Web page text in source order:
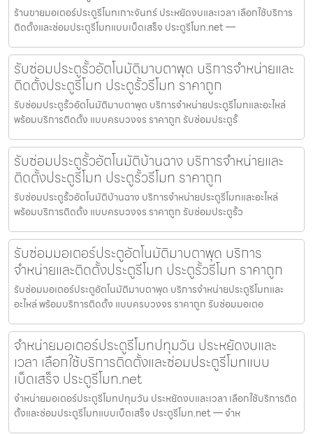
ร้านขายมอเตอร์ประตูรีโมทเกาะจันทร์ ประหยัดงบและเวลา เลือกใช้บริการ
ติดตั้งและซ่อมประตูรีโมทแบบเบ็ดเสร็จ ประตูรีโมท.net —
รับซ่อมประตูรั้วอัตโนมัติมาบตาพุด บริการจำหน่ายและ
ติดตั้งประตูรีโมท ประตูรั้วรีโมท ราคาถูก
รับซ่อมประตูรั้วอัตโนมัติมาบตาพุด บริการจำหน่ายประตูรีโมทและอะไหล่
พร้อมบริการติดตั้ง แบบครบวงจร ราคาถูก รับซ่อมประตูรั้
รับซ่อมประตูรั้วอัตโนมัติบ้านฉาง บริการจำหน่ายและ
ติดตั้งประตูรีโมท ประตูรั้วรีโมท ราคาถูก
รับซ่อมประตูรั้วอัตโนมัติบ้านฉาง บริการจำหน่ายประตูรีโมทและอะไหล่
พร้อมบริการติดตั้ง แบบครบวงจร ราคาถูก รับซ่อมประตูรั้ว
รับซ่อมมอเตอร์ประตูอัตโนมัติมาบตาพุด บริการ
จำหน่ายและติดตั้งประตูรีโมท ประตูรั้วรีโมท ราคาถูก
รับซ่อมมอเตอร์ประตูอัตโนมัติมาบตาพุด บริการจำหน่ายประตูรีโมทและ
อะไหล่ พร้อมบริการติดตั้ง แบบครบวงจร ราคาถูก รับซ่อมมอเตอ
จำหน่ายมอเตอร์ประตูรีโมทปทุมวัน ประหยัดงบและ
เวลา เลือกใช้บริการติดตั้งและซ่อมประตูรีโมทแบบ
เบ็ดเสร็จ ประตูรีโมท.net
จำหน่ายมอเตอร์ประตูรีโมทปทุมวัน ประหยัดงบและเวลา เลือกใช้บริการติด
ตั้งและซ่อมประตูรีโมทแบบเบ็ดเสร็จ ประตูรีโมท.net — จำห